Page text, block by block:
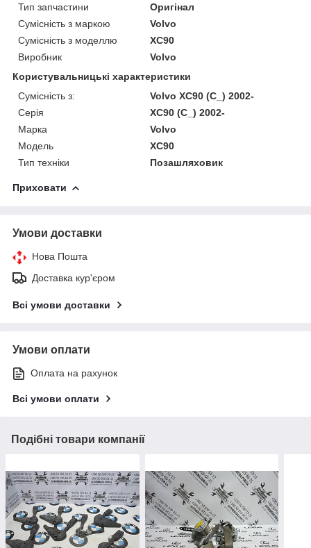
Тип запчастини
Оригінал
Сумісність з маркою
Volvo
Сумісність з моделлю
XC90
Виробник
Volvo
Користувальницькі характеристики
Сумісність з:
Volvo XC90 (C_) 2002-
Серія
XC90 (C_) 2002-
Марка
Volvo
Модель
XC90
Тип техніки
Позашляховик
Приховати
Умови доставки
Нова Пошта
Доставка кур'єром
Всі умови доставки
Умови оплати
Оплата на рахунок
Всі умови оплати
Подібні товари компанії